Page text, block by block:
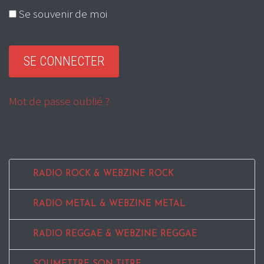
Se souvenir de moi
Mot de passe oublié ?
RADIO ROCK & WEBZINE ROCK
RADIO METAL & WEBZINE METAL
RADIO REGGAE & WEBZINE REGGAE